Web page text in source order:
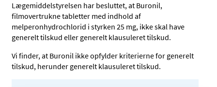
Lægemiddelstyrelsen har besluttet, at Buronil,
filmovertrukne tabletter med indhold af
melperonhydrochlorid i styrken 25 mg, ikke skal have
generelt tilskud eller generelt klausuleret tilskud.
Vi finder, at Buronil ikke opfylder kriterierne for generelt
tilskud, herunder generelt klausuleret tilskud.